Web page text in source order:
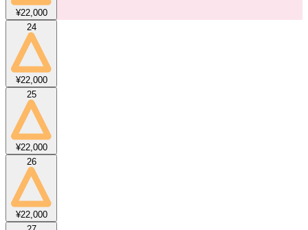
¥22,000
24
¥22,000
25
¥22,000
26
¥22,000